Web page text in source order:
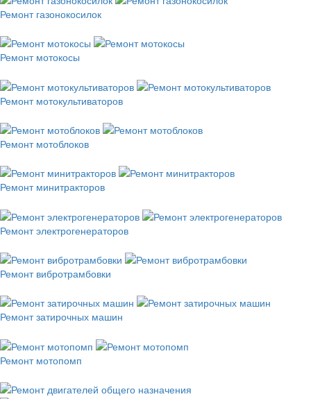
Ремонт газонокосилок
Ремонт мотокосы
Ремонт мотокультиваторов
Ремонт мотоблоков
Ремонт минитракторов
Ремонт электрогенераторов
Ремонт вибротрамбовки
Ремонт затирочных машин
Ремонт мотопомп